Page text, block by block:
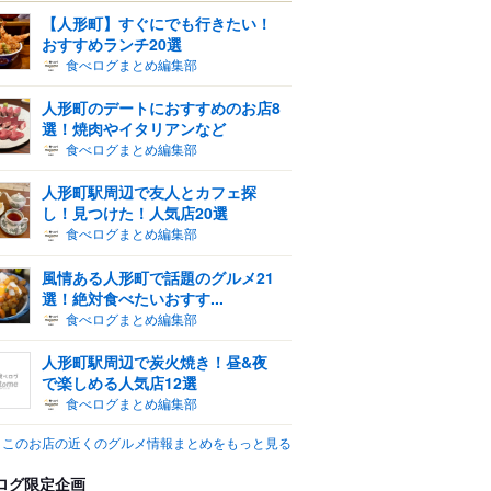
【人形町】すぐにでも行きたい！
おすすめランチ20選
食べログまとめ編集部
人形町のデートにおすすめのお店8
選！焼肉やイタリアンなど
食べログまとめ編集部
人形町駅周辺で友人とカフェ探
し！見つけた！人気店20選
食べログまとめ編集部
風情ある人形町で話題のグルメ21
選！絶対食べたいおすす...
食べログまとめ編集部
人形町駅周辺で炭火焼き！昼&夜
で楽しめる人気店12選
食べログまとめ編集部
このお店の近くのグルメ情報まとめをもっと見る
グ限定企画